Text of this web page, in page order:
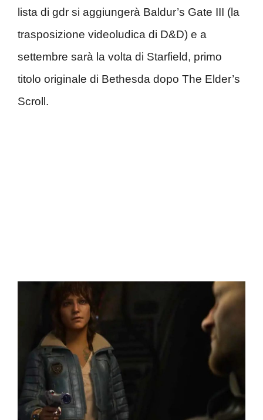
lista di gdr si aggiungerà Baldur’s Gate III (la
trasposizione videoludica di D&D) e a
settembre sarà la volta di Starfield, primo
titolo originale di Bethesda dopo The Elder’s
Scroll.